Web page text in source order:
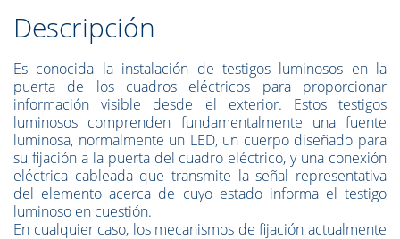
Descripción
Es conocida la instalación de testigos luminosos en la
puerta de los cuadros eléctricos para proporcionar
información visible desde el exterior. Estos testigos
luminosos comprenden fundamentalmente una fuente
luminosa, normalmente un LED, un cuerpo diseñado para
su fijación a la puerta del cuadro eléctrico, y una conexión
eléctrica cableada que transmite la señal representativa
del elemento acerca de cuyo estado informa el testigo
luminoso en cuestión.
En cualquier caso, los mecanismos de fijación actualmente